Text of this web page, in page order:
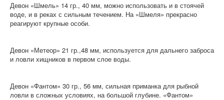
Девон «Шмель» 14 гр., 40 мм, можно использовать и в стоячей
воде, и в реках с сильным течением. На «Шмеля» прекрасно
реагируют крупные особи.
Девон «Метеор» 21 гр.,48 мм, используется для дальнего заброса
и ловли хищников в первом слое воды.
Девон «Фантом» 30 гр., 56 мм, сильная приманка для рыбной
ловли в сложных условиях, на большой глубине. «Фантом»